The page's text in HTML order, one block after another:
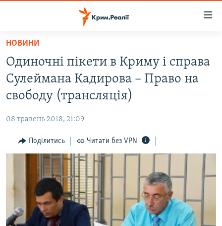
Перейти
основного
матеріалу
Перейти
до
основної
навігації
Перейти
до
ВОДА.КРИМ
ВІДЕО ТА ФОТО
БЛОГИ
ПОГЛЯД
ІНТЕРВ'Ю
ВСЕ ЗА ДЕНЬ
СПЕЦПРОЕКТИ
ДЕПОРТАЦІЯ
ЯК ОБІЙТИ БЛОКУВАННЯ
НОВИНИ
Одиночні пікети в Криму і справа
Сулеймана Кадирова – Право на
свободу (трансляція)
08 травень 2018, 21:09
Поділитись Читати без VPN